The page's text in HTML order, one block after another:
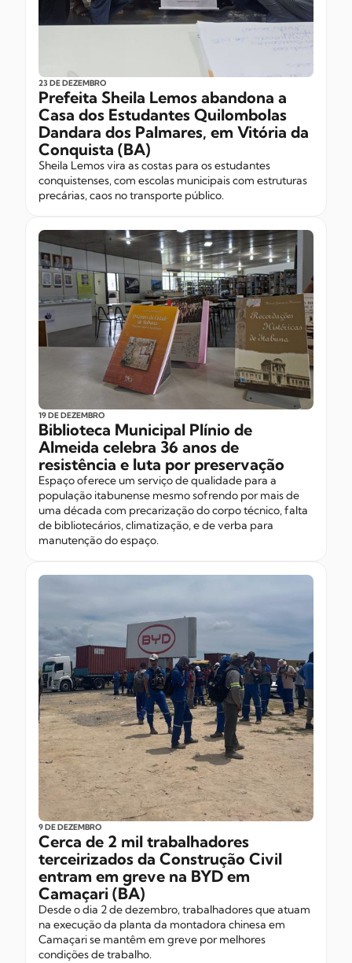
23 DE DEZEMBRO
Prefeita Sheila Lemos abandona a
Casa dos Estudantes Quilombolas
Dandara dos Palmares, em Vitória da
Conquista (BA)
Sheila Lemos vira as costas para os estudantes
conquistenses, com escolas municipais com estruturas
precárias, caos no transporte público.
19 DE DEZEMBRO
Biblioteca Municipal Plínio de
Almeida celebra 36 anos de
resistência e luta por preservação
Espaço oferece um serviço de qualidade para a
população itabunense mesmo sofrendo por mais de
uma década com precarização do corpo técnico, falta
de bibliotecários, climatização, e de verba para
manutenção do espaço.
9 DE DEZEMBRO
Cerca de 2 mil trabalhadores
terceirizados da Construção Civil
entram em greve na BYD em
Camaçari (BA)
Desde o dia 2 de dezembro, trabalhadores que atuam
na execução da planta da montadora chinesa em
Camaçari se mantêm em greve por melhores
condições de trabalho.